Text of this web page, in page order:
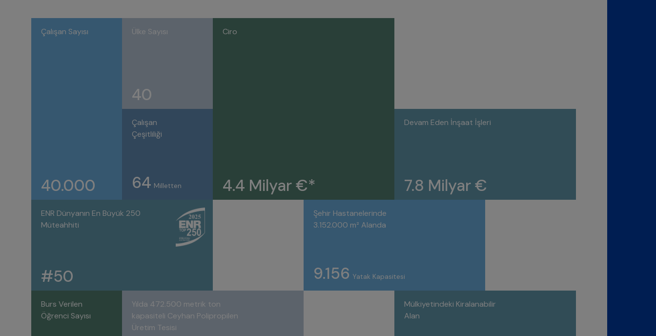
Çalışan Sayısı
40.000
Ülke Sayısı
40
Çalışan
Çeşitliliği
64 Milletten
Ciro
4.4 Milyar €*
Devam Eden İnşaat İşleri
7.8 Milyar €
ENR Dünyanın En Büyük 250
Müteahhiti
#50
Şehir Hastanelerinde
3.152.000 m² Alanda
9.156 Yatak Kapasitesi
Burs Verilen
Öğrenci Sayısı
Yılda 472.500 metrik ton
kapasiteli Ceyhan Polipropilen
Üretim Tesisi
Mülkiyetindeki Kiralanabilir
Alan